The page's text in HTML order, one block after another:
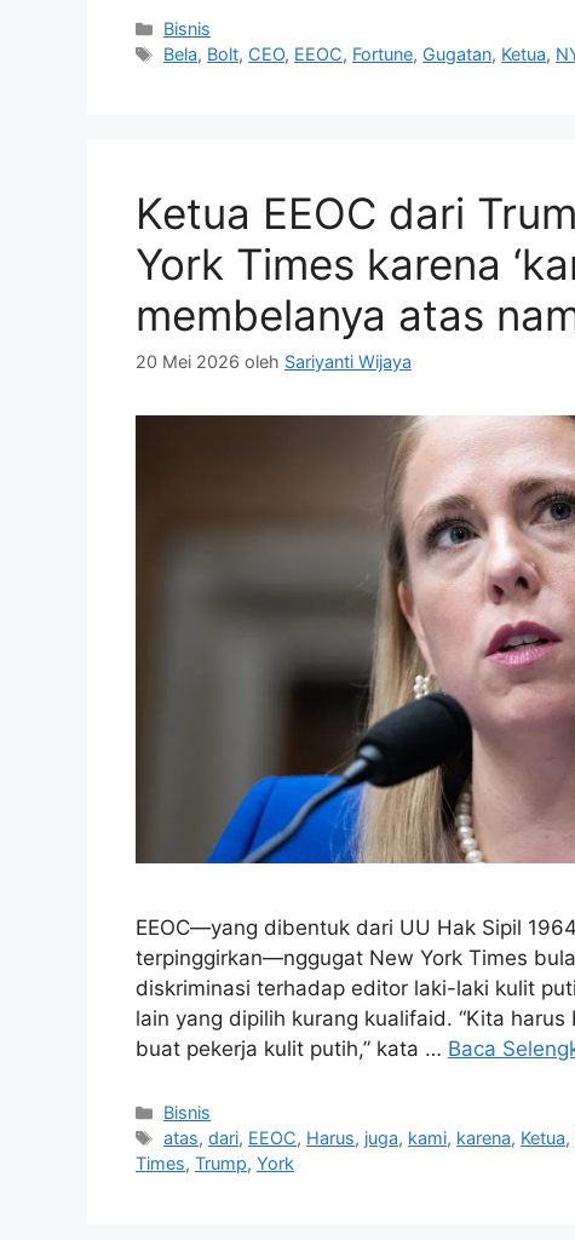
Kategori
Bisnis
Tag
Bela, Bolt, CEO, EEOC, Fortune, Gugatan, Ketua,
Ketua EEOC dari
York Times karena
membelanya atas
20 Mei 2026 oleh Sariyanti Wijaya
EEOC—yang dibentuk dari UU Hak Sipil
terpinggirkan—nggugat New York Times
diskriminasi terhadap editor laki-laki kulit
lain yang dipilih kurang kualifaid. “Kita
buat pekerja kulit putih,” kata … Baca
Kategori
Bisnis
Tag
atas,dari, EEOC, Harus, juga, kami, karena, Ketua,
Times, Trump, York